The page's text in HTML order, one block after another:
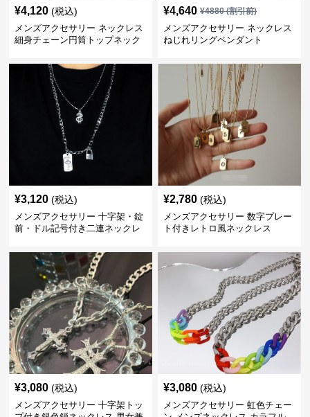
¥4,120 (税込)
メンズアクセサリー ネックレス
細身チェーン円筒トップネック
¥4,640 ¥4880(割引前)
メンズアクセサリー ネックレス
ねじれリングペンダント
¥3,120 (税込)
メンズアクセサリー 十字架・錠
前・ドル記号付き二連ネックレ
¥2,780 (税込)
メンズアクセサリー 数字プレー
ト付きレトロ風ネックレス
¥3,080 (税込)
メンズアクセサリー 十字架トッ
¥3,080 (税込)
メンズアクセサリー 虹色チェー